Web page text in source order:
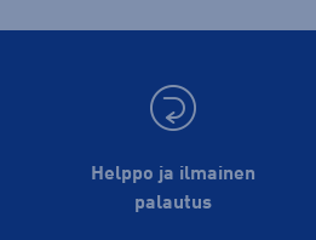
Helppo ja ilmainen
palautus